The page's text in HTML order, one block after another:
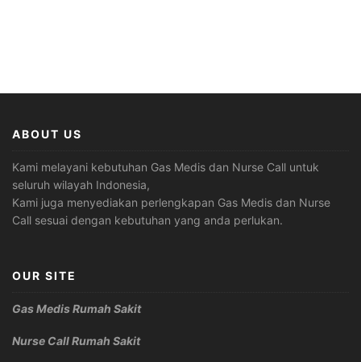
ABOUT US
Kami melayani kebutuhan Gas Medis dan Nurse Call untuk
seluruh wilayah Indonesia,
Kami juga menyediakan perlengkapan Gas Medis dan Nurse
Call sesuai dengan kebutuhan yang anda perlukan.
OUR SITE
Gas Medis Rumah Sakit
Nurse Call Rumah Sakit